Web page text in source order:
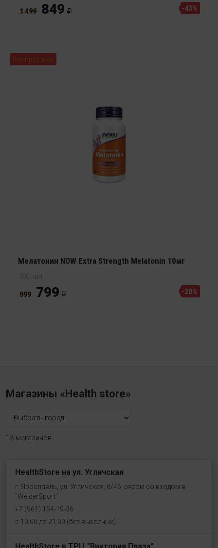
1 499 849 -43%
Распродажа
Мелатонин NOW Extra Strength Melatonin 10мг
100 кап
999 799 -20%
Магазины «Health store»
13 магазинов
HealthStore на ул. Угличская
г. Ярославль, ул. Угличская, 8/46, рядом со входом в
"WeiderSport"
+7 (961) 154-19-36
с 10:00 до 21:00 (без выходных)